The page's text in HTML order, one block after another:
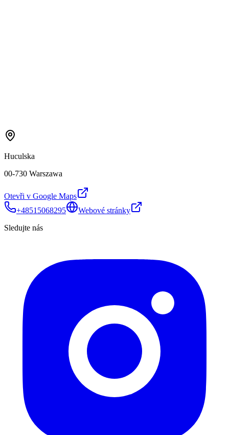
Huculska
00-730 Warszawa
Otevři v Google Maps
+48515068295
Webové stránky
Sledujte nás